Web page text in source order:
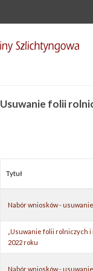
Usuwanie folii
Tytuł
Nabór wniosków -
„Usuwanie folii rolniczych i
2022 roku
Nabór wniosków -